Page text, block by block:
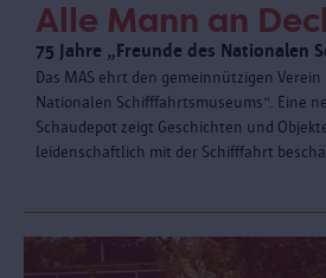
Alle Mann an
75 Jahre „Freunde des Nationalen
Das MAS ehrt den gemeinnützigen Verein
Nationalen Schifffahrtsmuseums“. Eine
Schaudepot zeigt Geschichten und
leidenschaftlich mit der Schifffahrt